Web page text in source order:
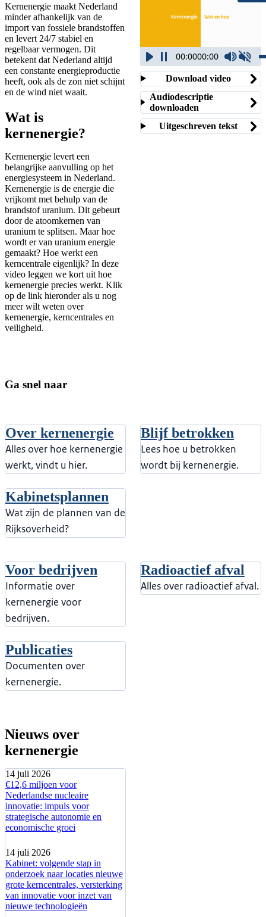
vormt een belangrijke
aanvulling met een
capaciteit van 3,5 tot 7
gigawatt (GW) in 2050.
Kernenergie maakt Nederland
minder afhankelijk van de
import van fossiele brandstoffen
en levert 24/7 stabiel en
regelbaar vermogen. Dit
betekent dat Nederland altijd
een constante energieproductie
heeft, ook als de zon niet schijnt
en de wind niet waait.
Wat is
kernenergie?
Kernenergie levert een
belangrijke aanvulling op het
energiesysteem in Nederland.
Kernenergie is de energie die
vrijkomt met behulp van de
brandstof uranium. Dit gebeurt
door de atoomkernen van
uranium te splitsen. Maar hoe
wordt er van uranium energie
gemaakt? Hoe werkt een
kerncentrale eigenlijk? In deze
video leggen we kort uit hoe
kernenergie precies werkt. Klik
op de link hieronder als u nog
meer wilt weten over
kernenergie, kerncentrales en
veiligheid.
00:0000:00
Download video
Audiodescriptie
downloaden
Uitgeschreven tekst
Ga snel naar
Over kernenergie
Alles over hoe kernenergie
werkt, vindt u hier.
Blijf betrokken
Lees hoe u betrokken
wordt bij kernenergie.
Kabinetsplannen
Wat zijn de plannen van de
Rijksoverheid?
Voor bedrijven
Informatie over
kernenergie voor
bedrijven.
Radioactief afval
Alles over radioactief afval.
Publicaties
Documenten over
kernenergie.
Nieuws over
kernenergie
14 juli 2026
€12,6 miljoen voor
Nederlandse nucleaire
innovatie: impuls voor
strategische autonomie en
economische groei
14 juli 2026
Kabinet: volgende stap in
onderzoek naar locaties nieuwe
grote kerncentrales, versterking
van innovatie voor inzet van
nieuwe technologieën